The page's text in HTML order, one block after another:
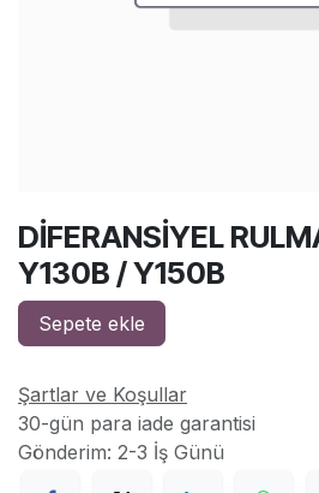
DİFERANSİYEL
Y130B / Y150B
Sepete ekle
Şartlar ve Koşullar
30-gün para iade garantisi
Gönderim: 2-3 İş Günü